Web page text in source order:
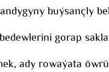
buýsançly
gorap
ady rowaýata